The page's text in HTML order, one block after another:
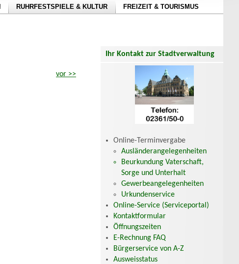
RUHRFESTSPIELE & KULTUR FREIZEIT & TOURISMUS
vor >>
Ihr Kontakt zur Stadtverwaltung
Online-Terminvergabe
Ausländerangelegenheiten
Beurkundung Vaterschaft,
Sorge und Unterhalt
Gewerbeangelegenheiten
Urkundenservice
Online-Service (Serviceportal)
Kontaktformular
Öffnungszeiten
E-Rechnung FAQ
Bürgerservice von A-Z
Ausweisstatus